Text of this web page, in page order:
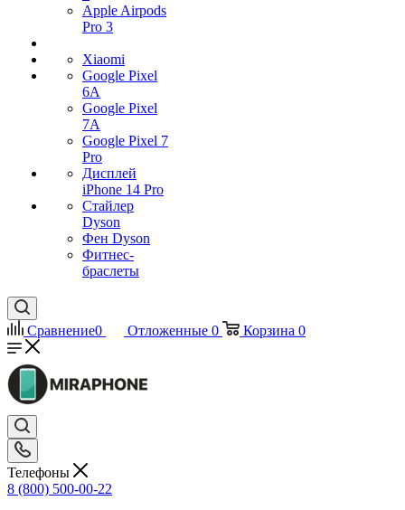
Apple Airpods
Pro 3
Xiaomi
Google Pixel
6A
Google Pixel
7А
Google Pixel 7
Pro
Дисплей
iPhone 14 Pro
Стайлер
Dyson
Фен Dyson
Фитнес-
браслеты
Сравнение0 Отложенные 0 Корзина 0
Телефоны
8 (800) 500-00-22